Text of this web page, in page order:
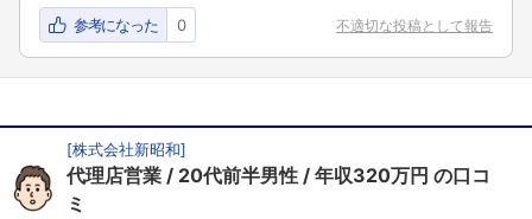
参考になった 0 不適切な投稿として報告
[株式会社新昭和]
代理店営業 20代前半男性 年収320万円 の口コ
ミ